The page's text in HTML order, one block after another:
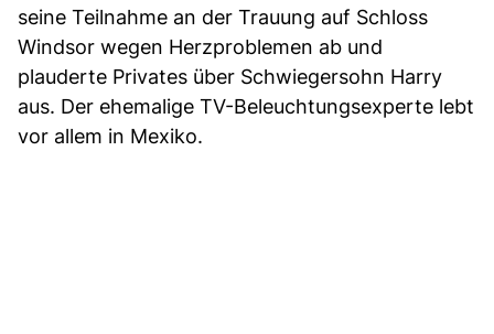
seine Teilnahme an der Trauung auf Schloss
Windsor wegen Herzproblemen ab und
plauderte Privates über Schwiegersohn Harry
aus. Der ehemalige TV-Beleuchtungsexperte lebt
vor allem in Mexiko.